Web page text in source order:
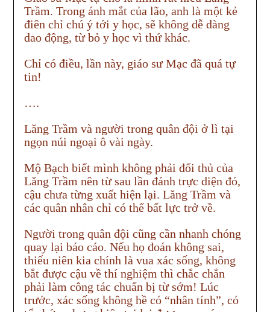
Trầm. Trong ánh mắt của lão, anh là một kẻ
điên chỉ chú ý tới y học, sẽ không dễ dàng
dao động, từ bỏ y học vì thứ khác.
Chỉ có điều, lần này, giáo sư Mạc đã quá tự
tin!
….
Lăng Trầm và người trong quân đội ở lì tại
ngọn núi ngoại ô vài ngày.
Mộ Bạch biết mình không phải đối thủ của
Lăng Trầm nên từ sau lần đánh trực diện đó,
cậu chưa từng xuất hiện lại. Lăng Trầm và
các quân nhân chỉ có thể bất lực trở về.
Người trong quân đội cũng cần nhanh chóng
quay lại báo cáo. Nếu họ đoán không sai,
thiếu niên kia chính là vua xác sống, không
bắt được cậu về thí nghiệm thì chắc chắn
phải làm công tác chuẩn bị từ sớm! Lúc
trước, xác sống không hề có “nhân tính”, có